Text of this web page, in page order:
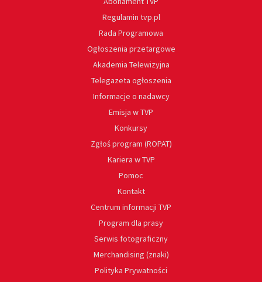
Regulamin tvp.pl
Rada Programowa
Ogłoszenia przetargowe
Akademia Telewizyjna
Telegazeta ogłoszenia
Informacje o nadawcy
Emisja w TVP
Konkursy
Zgłoś program (ROPAT)
Kariera w TVP
Pomoc
Kontakt
Centrum informacji TVP
Program dla prasy
Serwis fotograficzny
Merchandising (znaki)
Polityka Prywatności